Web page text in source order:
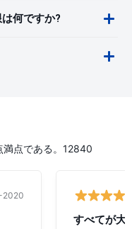
何ですか?
満点である。12840
2020
すべてが大